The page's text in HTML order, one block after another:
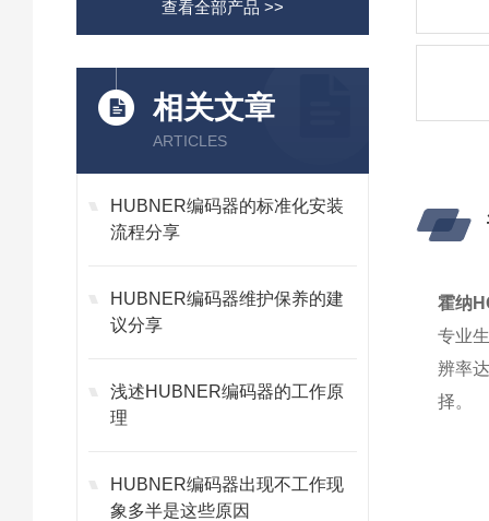
查看全部产品 >>
相关文章
ARTICLES
HUBNER编码器的标准化安装
流程分享
HUBNER编码器维护保养的建
议分享
浅述HUBNER编码器的工作原
理
HUBNER编码器出现不工作现
象多半是这些原因
霍纳
专业
辨率
择。